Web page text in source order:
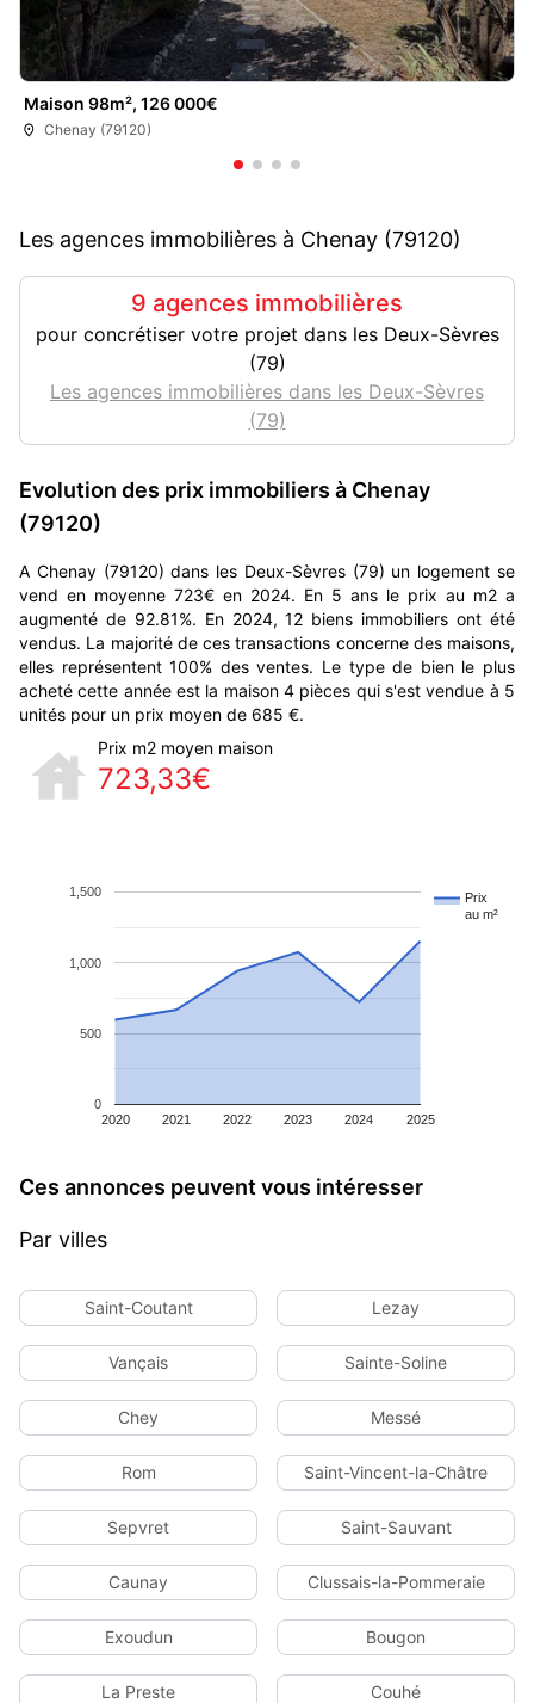
Maison 98m², 126 000€
Chenay (79120)
Les agences immobilières à Chenay (79120)
9 agences immobilières
pour concrétiser votre projet dans les Deux-Sèvres
(79)
Les agences immobilières dans les Deux-Sèvres
(79)
Evolution des prix immobiliers à Chenay
(79120)
A Chenay (79120) dans les Deux-Sèvres (79) un logement se
vend en moyenne 723€ en 2024. En 5 ans le prix au m2 a
augmenté de 92.81%. En 2024, 12 biens immobiliers ont été
vendus. La majorité de ces transactions concerne des maisons,
elles représentent 100% des ventes. Le type de bien le plus
acheté cette année est la maison 4 pièces qui s'est vendue à 5
unités pour un prix moyen de 685 €.
Prix m2 moyen maison
723,33€
Prix
au m²
2020 2021 2022 2023 2024 2025
0
500
1,000
1,500
Ces annonces peuvent vous intéresser
Par villes
Saint-Coutant Lezay
Vançais Sainte-Soline
Chey Messé
Rom Saint-Vincent-la-Châtre
Sepvret Saint-Sauvant
Caunay Clussais-la-Pommeraie
Exoudun Bougon
La Preste Couhé